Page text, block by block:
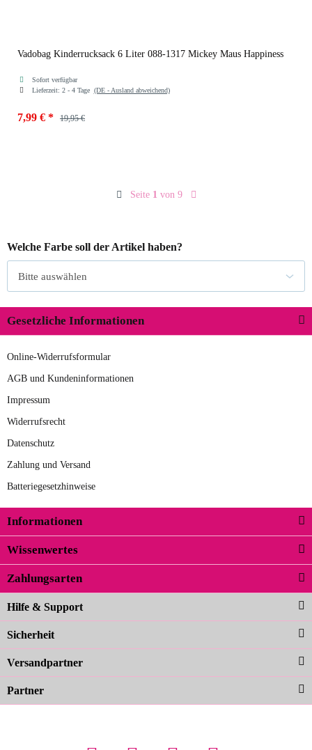
Vadobag Kinderrucksack 6 Liter 088-1317 Mickey Maus Happiness
Sofort verfügbar
Lieferzeit: 2 - 4 Tage (DE - Ausland abweichend)
7,99 € * 19,95 €
Seite 1 von 9
Welche Farbe soll der Artikel haben?
Gesetzliche Informationen
Online-Widerrufsformular
AGB und Kundeninformationen
Impressum
Widerrufsrecht
Datenschutz
Zahlung und Versand
Batteriegesetzhinweise
Informationen
Wissenwertes
Zahlungsarten
Hilfe & Support
Sicherheit
Versandpartner
Partner